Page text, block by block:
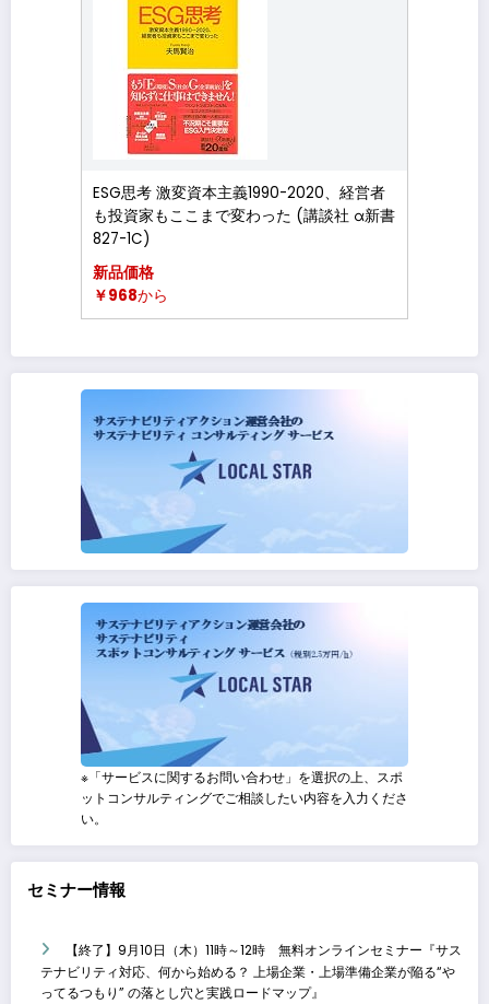
ESG思考 激変資本主義1990-2020、経営者
も投資家もここまで変わった (講談社 α新書
827-1C)
新品価格
￥968から
※「サービスに関するお問い合わせ」を選択の上、スポ
ットコンサルティングでご相談したい内容を入力くださ
い。
セミナー情報
【終了】9月10日（木）11時～12時 無料オンラインセミナー『サス
テナビリティ対応、何から始める？ 上場企業・上場準備企業が陥る“や
ってるつもり” の落とし穴と実践ロードマップ』